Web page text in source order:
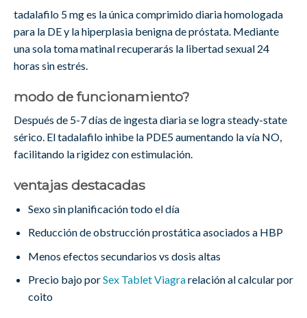
tadalafilo 5 mg es la única comprimido diaria homologada
para la DE y la hiperplasia benigna de próstata. Mediante
una sola toma matinal recuperarás la libertad sexual 24
horas sin estrés.
modo de funcionamiento?
Después de 5-7 días de ingesta diaria se logra steady-state
sérico. El tadalafilo inhibe la PDE5 aumentando la vía NO,
facilitando la rigidez con estimulación.
ventajas destacadas
Sexo sin planificación todo el día
Reducción de obstrucción prostática asociados a HBP
Menos efectos secundarios vs dosis altas
Precio bajo porSex Tablet Viagrarelación al calcular por
coito